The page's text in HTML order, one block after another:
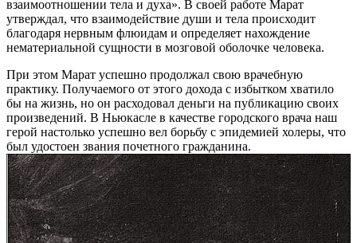
взаимоотношении тела и духа». В своей работе Марат
утверждал, что взаимодействие души и тела происходит
благодаря нервным флюидам и определяет нахождение
нематериальной сущности в мозговой оболочке человека.
При этом Марат успешно продолжал свою врачебную
практику. Получаемого от этого дохода с избытком хватило
бы на жизнь, но он расходовал деньги на публикацию своих
произведений. В Ньюкасле в качестве городского врача наш
герой настолько успешно вел борьбу с эпидемией холеры, что
был удостоен звания почетного гражданина.